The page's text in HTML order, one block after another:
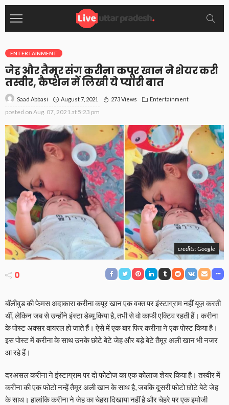
ENTERTAINMENT
जेह और तैमूर संग करीना कपूर खान ने शेयर करी
तस्वीर, कैप्शन में लिखी ये प्यारी बात
Saad Abbasi August 7, 2021 273 Views Entertainment
posted on Aug. 07, 2021 at 5:23 pm
credits: Google
0
बॉलीवुड की फेमस अदाकारा करीना कपूर खान एक वक्त पर इंस्टाग्राम नहीं यूज़ करती
थीं, लेकिन जब से उन्होंने इंस्टा डेब्यू किया है, तभी से वो काफी एक्टिव रहती हैं। करीना
के पोस्ट अक्सर वायरल हो जाते हैं। ऐसे में एक बार फिर करीना ने एक पोस्ट किया है।
इस पोस्ट में करीना के साथ उनके छोटे बेटे जेह और बड़े बेटे तैमूर अली खान भी नजर
आ रहे हैं।
दरअसल करीना ने इंस्टाग्राम पर दो फोटोज का एक कोलाज शेयर किया है। तस्वीर में
करीना की एक फोटो नन्हें तैमूर अली खान के साथ है, जबकि दूसरी फोटो छोटे बेटे जेह
के साथ। हालांकि करीना ने जेह का चेहरा दिखाया नहीं है और चेहरे पर एक इमोजी